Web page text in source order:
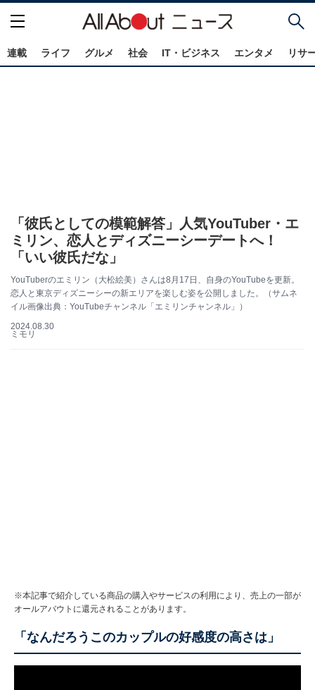
連載 ライフ グルメ 社会 IT・ビジネス エンタメ リサ
「彼氏としての模範解答」人気YouTuber・エ
ミリン、恋人とディズニーシーデートへ！
「いい彼氏だな」
YouTuberのエミリン（大松絵美）さんは8月17日、自身のYouTubeを更新。
恋人と東京ディズニーシーの新エリアを楽しむ姿を公開しました。（サムネ
イル画像出典：YouTubeチャンネル「エミリンチャンネル」）
2024.08.30
ミモリ
※本記事で紹介している商品の購入やサービスの利用により、売上の一部が
オールアバウトに還元されることがあります。
「なんだろうこのカップルの好感度の高さは」